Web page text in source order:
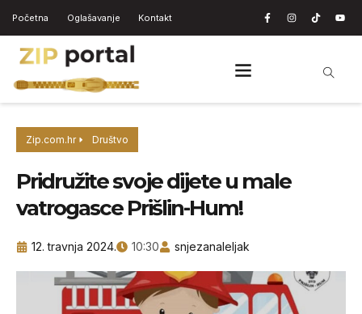
Početna Oglašavanje Kontakt
Zip.com.hr Društvo
Pridružite svoje dijete u male
vatrogasce Prišlin-Hum!
12. travnja 2024. 10:30 snjezanaleljak